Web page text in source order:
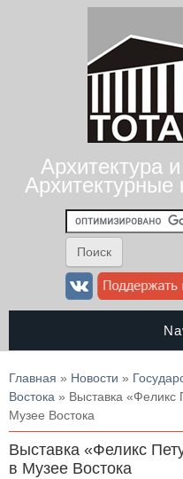
Архитектура
Архитектурные
Вы здесь
Главная » Новости »
Востока » Выставка «Феликс
Музее Востока
Выставка «Феликс
в Музее Востока